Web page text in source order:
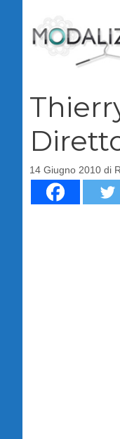
contenuto
14 Giugno 2010 di